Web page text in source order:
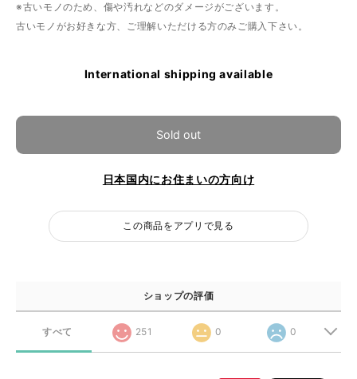
※古いモノのため、傷や汚れなどのダメージがございます。
古いモノがお好きな方、ご理解いただける方のみご購入下さい。
International shipping available
Sold out
日本国内にお住まいの方向け
この商品をアプリで見る
ショップの評価
すべて 251 0 0